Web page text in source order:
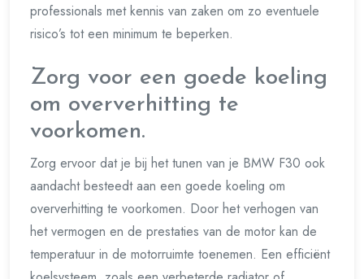
professionals met kennis van zaken om zo eventuele
risico’s tot een minimum te beperken.
Zorg voor een goede koeling
om oververhitting te
voorkomen.
Zorg ervoor dat je bij het tunen van je BMW F30 ook
aandacht besteedt aan een goede koeling om
oververhitting te voorkomen. Door het verhogen van
het vermogen en de prestaties van de motor kan de
temperatuur in de motorruimte toenemen. Een efficiënt